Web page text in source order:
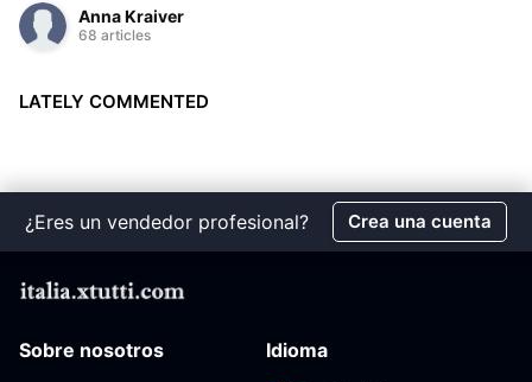
Anna Kraiver
68 articles
LATELY COMMENTED
¿Eres un vendedor profesional? Crea una cuenta
Sobre nosotros Idioma